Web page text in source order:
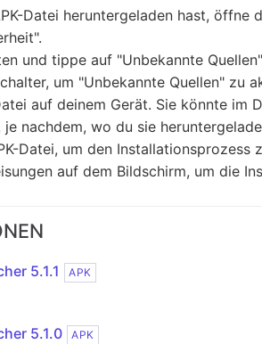
Datei heruntergeladen hast, öffne
und tippe auf "Unbekannte
um "Unbekannte Quellen" zu
auf deinem Gerät. Sie könnte im
je nachdem, wo du sie
Datei, um den Installationsprozess
auf dem Bildschirm, um die
5.1.1
APK
5.1.0
APK